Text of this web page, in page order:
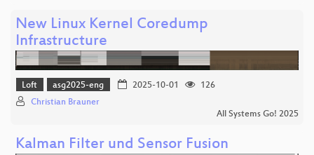
New Linux Kernel Coredump
Infrastructure
Loft asg2025-eng 2025-10-01
126
Christian Brauner
All Systems Go! 2025
Kalman Filter und Sensor Fusion